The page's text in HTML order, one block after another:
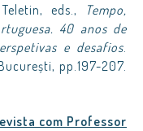
eds.,
Tempo,
40 anos de
e desafios.
pp.197-207.
com Professor